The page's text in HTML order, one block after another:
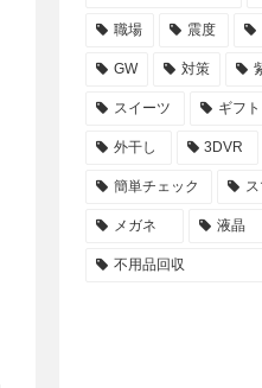
職場 震度
GW 対策
スイーツ ギフト
外干し 3DVR
簡単チェック
メガネ 液晶
不用品回収